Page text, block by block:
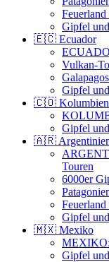
Feuerland
Gipfel
🇪🇨 Ecuador
Vulkan-
Gipfel
🇨🇴 Kolumbien
Gipfel
🇦🇷
Touren
6000er
Feuerland
Gipfel
🇲🇽 Mexiko
MEXIKO:
Gipfel